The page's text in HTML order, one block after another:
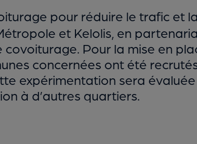
pour réduire le trafic et
et Kelolis, en
Pour la mise en
concernées ont été
expérimentation sera
à d’autres quartiers.